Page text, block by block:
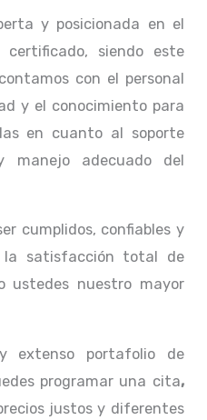
y posicionada en el
certificado, siendo este
con el personal
y el conocimiento para
en cuanto al soporte
manejo adecuado del
cumplidos, confiables y
la satisfacción total de
ustedes nuestro mayor
extenso portafolio de
programar una cita,
justos y diferentes